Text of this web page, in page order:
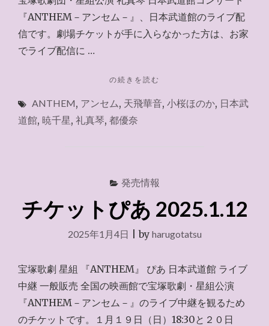
『ANTHEM－アンセム－』、日本武道館のライブ配
信です。劇場チケットが手に入らなかった方は、お家
でライブ配信に …
"お
で
ラ
の続きを読む
ANTHEM, アンセム, 天飛華音, 小桜ほのか, 日本武
道館, 暁千星, 礼真琴, 都優奈
発売情報
チケットぴあ 2025.1.12
2025年1月4日 |by harugotatsu
宝塚歌劇 星組 『ANTHEM』 ぴあ 日本武道館 ライブ
中継 一般販売 全国の映画館で宝塚歌劇・星組公演
『ANTHEM－アンセム－』のライブ中継を観るため
のチケットです。１月１９日（日）18:30と２０日